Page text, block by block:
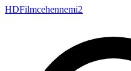
HDFilmcehennemi2